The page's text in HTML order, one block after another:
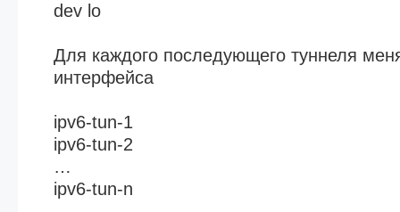
dev lo
Для каждого последующего туннеля
интерфейса
ipv6-tun-1
ipv6-tun-2
…
ipv6-tun-n